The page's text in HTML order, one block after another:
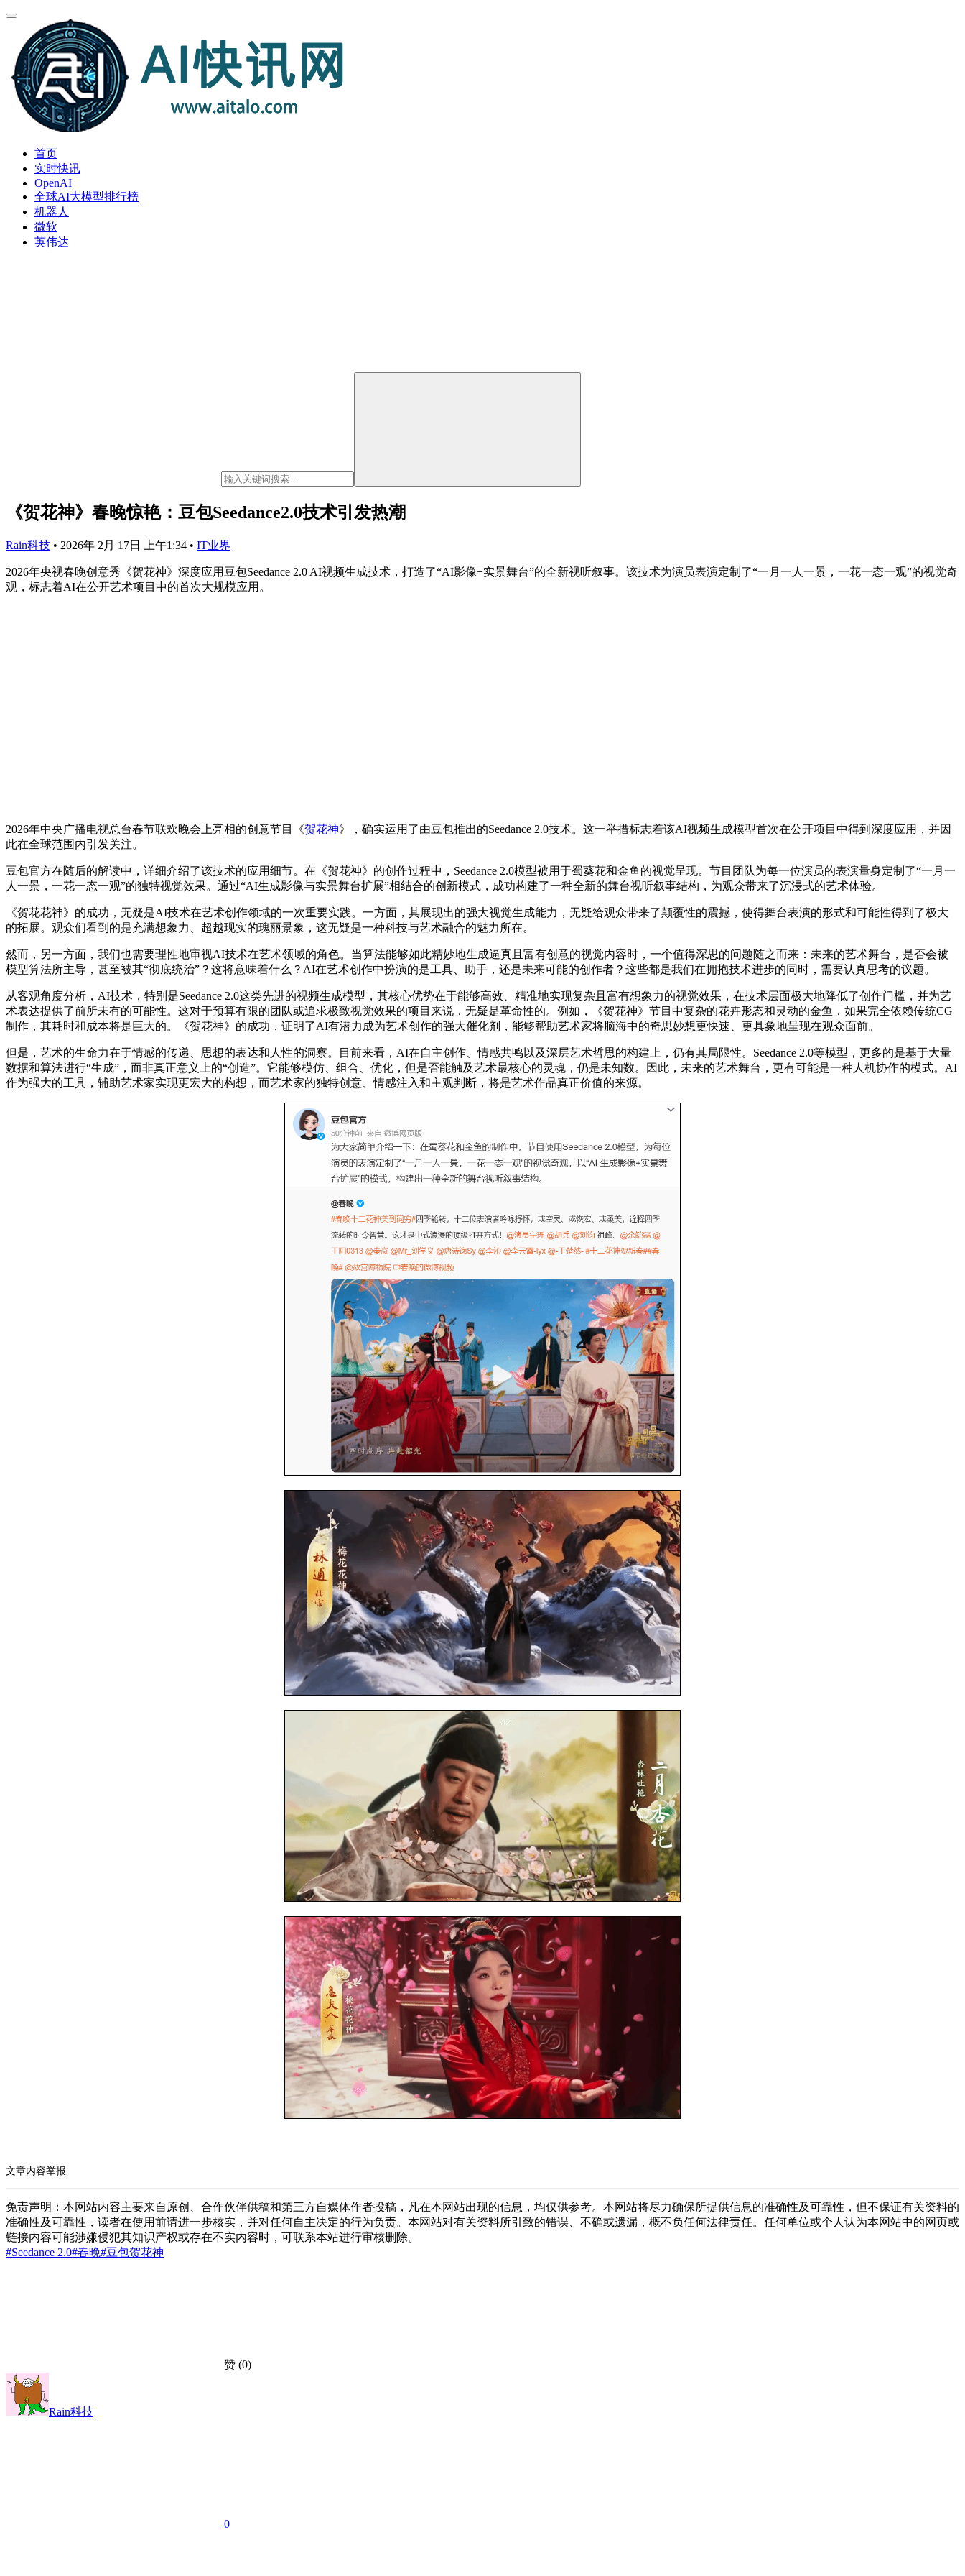
首页
实时快讯
OpenAI
全球AI大模型排行榜
机器人
微软
英伟达
《贺花神》春晚惊艳：豆包Seedance2.0技术引发热潮
Rain科技 • 2026年 2月 17日 上午1:34 • IT业界
2026年央视春晚创意秀《贺花神》深度应用豆包Seedance 2.0 AI视频生成技术，打造了“AI影像+实景舞台”的全新视听叙事。该技术为演员表演定制了“一月一人一景，一花一态一观”的视觉奇
观，标志着AI在公开艺术项目中的首次大规模应用。
2026年中央广播电视总台春节联欢晚会上亮相的创意节目《贺花神》，确实运用了由豆包推出的Seedance 2.0技术。这一举措标志着该AI视频生成模型首次在公开项目中得到深度应用，并因
此在全球范围内引发关注。
豆包官方在随后的解读中，详细介绍了该技术的应用细节。在《贺花神》的创作过程中，Seedance 2.0模型被用于蜀葵花和金鱼的视觉呈现。节目团队为每一位演员的表演量身定制了“一月一
人一景，一花一态一观”的独特视觉效果。通过“AI生成影像与实景舞台扩展”相结合的创新模式，成功构建了一种全新的舞台视听叙事结构，为观众带来了沉浸式的艺术体验。
《贺花花神》的成功，无疑是AI技术在艺术创作领域的一次重要实践。一方面，其展现出的强大视觉生成能力，无疑给观众带来了颠覆性的震撼，使得舞台表演的形式和可能性得到了极大
的拓展。观众们看到的是充满想象力、超越现实的瑰丽景象，这无疑是一种科技与艺术融合的魅力所在。
然而，另一方面，我们也需要理性地审视AI技术在艺术领域的角色。当算法能够如此精妙地生成逼真且富有创意的视觉内容时，一个值得深思的问题随之而来：未来的艺术舞台，是否会被
模型算法所主导，甚至被其“彻底统治”？这将意味着什么？AI在艺术创作中扮演的是工具、助手，还是未来可能的创作者？这些都是我们在拥抱技术进步的同时，需要认真思考的议题。
从客观角度分析，AI技术，特别是Seedance 2.0这类先进的视频生成模型，其核心优势在于能够高效、精准地实现复杂且富有想象力的视觉效果，在技术层面极大地降低了创作门槛，并为艺
术表达提供了前所未有的可能性。这对于预算有限的团队或追求极致视觉效果的项目来说，无疑是革命性的。例如，《贺花神》节目中复杂的花卉形态和灵动的金鱼，如果完全依赖传统CG
制作，其耗时和成本将是巨大的。《贺花神》的成功，证明了AI有潜力成为艺术创作的强大催化剂，能够帮助艺术家将脑海中的奇思妙想更快速、更具象地呈现在观众面前。
但是，艺术的生命力在于情感的传递、思想的表达和人性的洞察。目前来看，AI在自主创作、情感共鸣以及深层艺术哲思的构建上，仍有其局限性。Seedance 2.0等模型，更多的是基于大量
数据和算法进行“生成”，而非真正意义上的“创造”。它能够模仿、组合、优化，但是否能触及艺术最核心的灵魂，仍是未知数。因此，未来的艺术舞台，更有可能是一种人机协作的模式。AI
作为强大的工具，辅助艺术家实现更宏大的构想，而艺术家的独特创意、情感注入和主观判断，将是艺术作品真正价值的来源。
文章内容举报
免责声明：本网站内容主要来自原创、合作伙伴供稿和第三方自媒体作者投稿，凡在本网站出现的信息，均仅供参考。本网站将尽力确保所提供信息的准确性及可靠性，但不保证有关资料的
准确性及可靠性，读者在使用前请进一步核实，并对任何自主决定的行为负责。本网站对有关资料所引致的错误、不确或遗漏，概不负任何法律责任。任何单位或个人认为本网站中的网页或
链接内容可能涉嫌侵犯其知识产权或存在不实内容时，可联系本站进行审核删除。
#Seedance 2.0#春晚#豆包贺花神
赞 (0)
Rain科技
0